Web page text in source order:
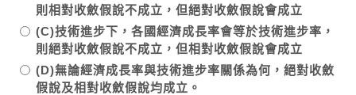
則相對收斂假說不成立，但絕對收斂假說會成立
(C)技術進步下，各國經濟成長率會等於技術進步率，
則絕對收斂假說不成立，但相對收斂假說會成立
(D)無論經濟成長率與技術進步率關係為何，絕對收斂
假說及相對收斂假說均成立。